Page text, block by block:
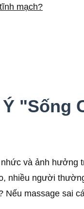
mạch?
"Sống
và ảnh hưởng
nhiều người
massage sai